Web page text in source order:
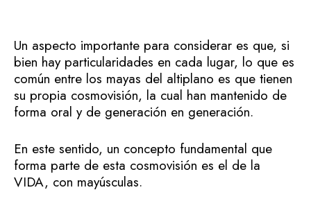
Un aspecto importante para considerar es que, si
bien hay particularidades en cada lugar, lo que es
común entre los mayas del altiplano es que tienen
su propia cosmovisión, la cual han mantenido de
forma oral y de generación en generación.
En este sentido, un concepto fundamental que
forma parte de esta cosmovisión es el de la
VIDA, con mayúsculas.